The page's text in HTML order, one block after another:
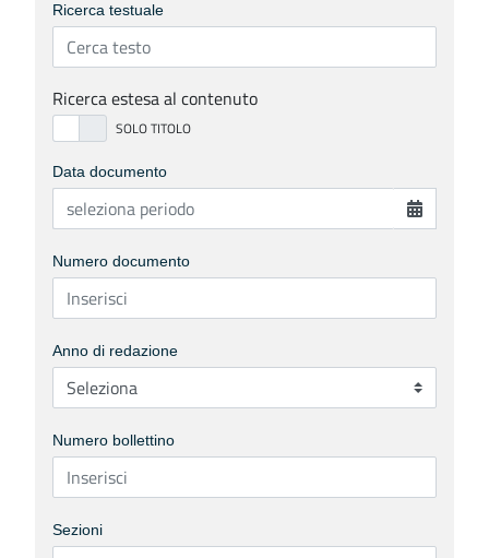
Ricerca testuale
Ricerca estesa al contenuto
Data documento
Numero documento
Anno di redazione
Numero bollettino
Sezioni